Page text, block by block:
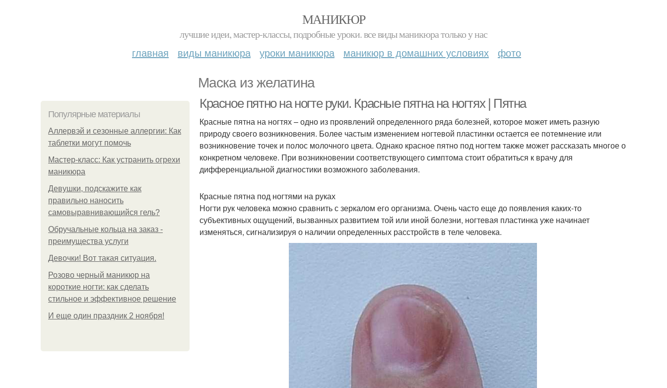
МАНИКЮР
лучшие идеи, мастер-классы, подробные уроки. все виды маникюра только у нас
главная виды маникюра уроки маникюра маникюр в домашних условиях фото
Маска из желатина
Популярные материалы
Аллервэй и сезонные аллергии: Как
таблетки могут помочь
Мастер-класс: Как устранить огрехи
маникюра
Девушки, подскажите как
правильно наносить
самовыравнивающийся гель?
Обручальные кольца на заказ -
преимущества услуги
Девочки! Вот такая ситуация.
Розово черный маникюр на
короткие ногти: как сделать
стильное и эффективное решение
И еще один праздник 2 ноября!
Красное пятно на ногте руки. Красные пятна на ногтях | Пятна
Красные пятна на ногтях – одно из проявлений определенного ряда болезней, которое может иметь разную
природу своего возникновения. Более частым изменением ногтевой пластинки остается ее потемнение или
возникновение точек и полос молочного цвета. Однако красное пятно под ногтем также может рассказать многое о
конкретном человеке. При возникновении соответствующего симптома стоит обратиться к врачу для
дифференциальной диагностики возможного заболевания.
Красные пятна под ногтями на руках
Ногти рук человека можно сравнить с зеркалом его организма. Очень часто еще до появления каких-то
субъективных ощущений, вызванных развитием той или иной болезни, ногтевая пластинка уже начинает
изменяться, сигнализируя о наличии определенных расстройств в теле человека.